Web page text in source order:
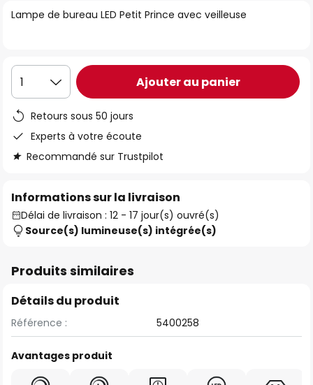
of
gallery
Lampe de bureau LED Petit Prince avec veilleuse
1 Ajouter au panier
Retours sous 50 jours
Experts à votre écoute
Recommandé sur Trustpilot
Informations sur la livraison
Délai de livraison : 12 - 17 jour(s) ouvré(s)
Source(s) lumineuse(s) intégrée(s)
Produits similaires
Détails du produit
Référence : 5400258
Avantages produit